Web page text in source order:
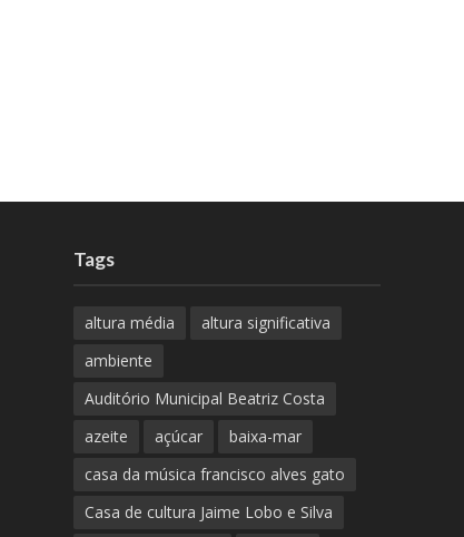
Tags
altura média
altura significativa
ambiente
Auditório Municipal Beatriz Costa
azeite
açúcar
baixa-mar
casa da música francisco alves gato
Casa de cultura Jaime Lobo e Silva